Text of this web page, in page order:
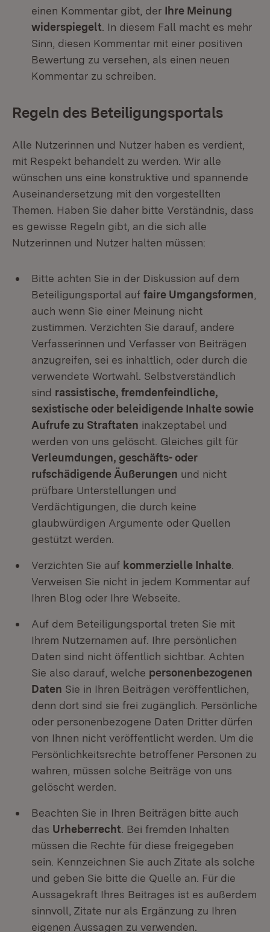
einen Kommentar gibt, der Ihre Meinung
widerspiegelt . In diesem Fall macht es mehr
Sinn, diesen Kommentar mit einer positiven
Bewertung zu versehen, als einen neuen
Kommentar zu schreiben.
Regeln des Beteiligungsportals
Alle Nutzerinnen und Nutzer haben es verdient,
mit Respekt behandelt zu werden. Wir alle
wünschen uns eine konstruktive und spannende
Auseinandersetzung mit den vorgestellten
Themen. Haben Sie daher bitte Verständnis, dass
es gewisse Regeln gibt, an die sich alle
Nutzerinnen und Nutzer halten müssen:
Bitte achten Sie in der Diskussion auf dem
Beteiligungsportal auf faire Umgangsformen
auch wenn Sie einer Meinung nicht
zustimmen. Verzichten Sie darauf, andere
Verfasserinnen und Verfasser von Beiträgen
anzugreifen, sei es inhaltlich, oder durch die
verwendete Wortwahl. Selbstverständlich
sind rassistische, fremdenfeindliche,
sexistische oder beleidigende Inhalte sowie
Aufrufe zu Straftaten inakzeptabel und
werden von uns gelöscht. Gleiches gilt für
Verleumdungen, geschäfts- oder
rufschädigende Äußerungen und nicht
prüfbare Unterstellungen und
Verdächtigungen, die durch keine
glaubwürdigen Argumente oder Quellen
gestützt werden.
Verzichten Sie auf kommerzielle Inhalte
Verweisen Sie nicht in jedem Kommentar auf
Ihren Blog oder Ihre Webseite.
Auf dem Beteiligungsportal treten Sie mit
Ihrem Nutzernamen auf. Ihre persönlichen
Daten sind nicht öffentlich sichtbar. Achten
Sie also darauf, welche personenbezogenen
Daten Sie in Ihren Beiträgen veröffentlichen,
denn dort sind sie frei zugänglich. Persönliche
oder personenbezogene Daten Dritter dürfen
von Ihnen nicht veröffentlicht werden. Um die
Persönlichkeitsrechte betroffener Personen zu
wahren, müssen solche Beiträge von uns
gelöscht werden.
Beachten Sie in Ihren Beiträgen bitte auch
das Urheberrecht . Bei fremden Inhalten
müssen die Rechte für diese freigegeben
sein. Kennzeichnen Sie auch Zitate als solche
und geben Sie bitte die Quelle an. Für die
Aussagekraft Ihres Beitrages ist es außerdem
sinnvoll, Zitate nur als Ergänzung zu Ihren
eigenen Aussagen zu verwenden.